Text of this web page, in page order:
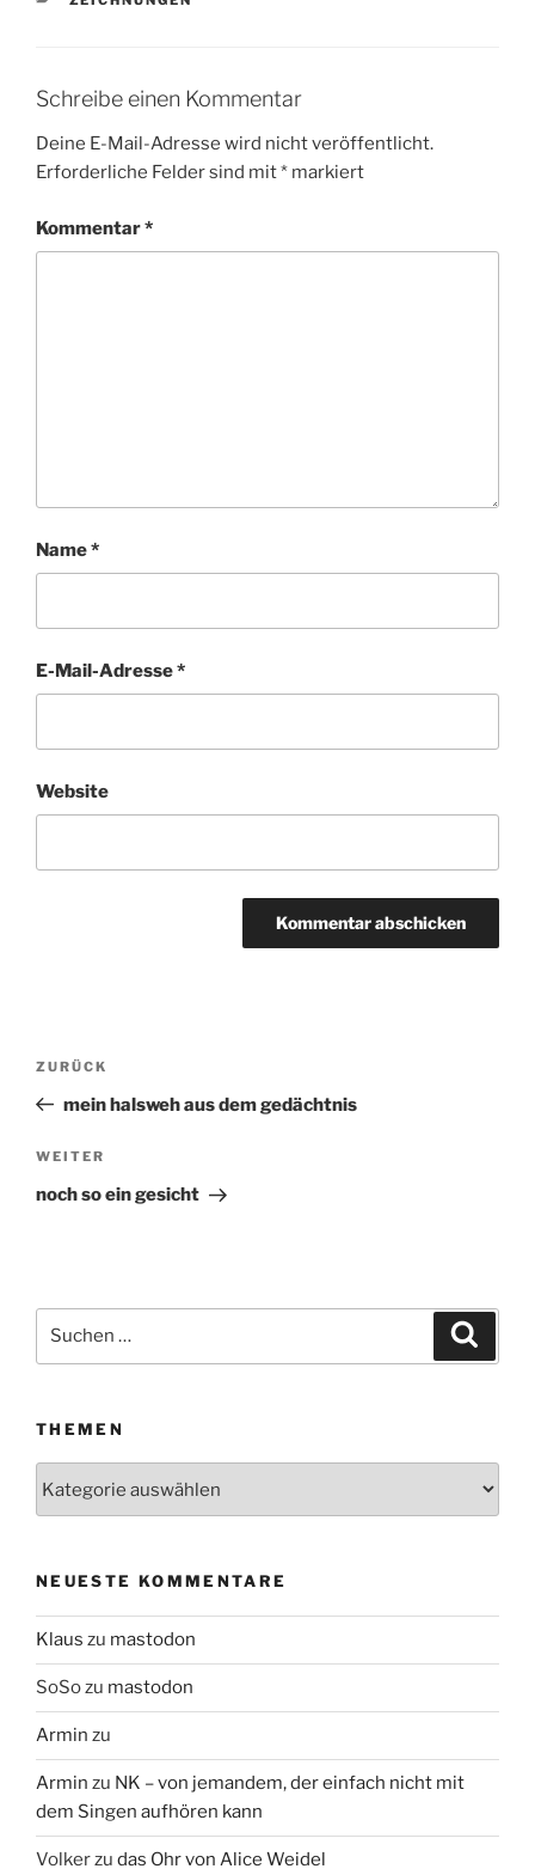
Schreibe einen Kommentar
Deine E-Mail-Adresse wird nicht veröffentlicht.
Erforderliche Felder sind mit* markiert
Kommentar*
Name*
E-Mail-Adresse*
Website
Beitragsnavigation
Vorheriger
Beitrag
ZURÜCK
mein halsweh aus dem gedächtnis
Nächster
Beitrag
WEITER
noch so ein gesicht
Suchen
THEMEN
NEUESTE KOMMENTARE
Klaus zu mastodon
SoSozu mastodon
Armin zu
Armin zu NK – von jemandem, der einfach nicht mit
dem Singen aufhören kann
Volkerzu das Ohr von Alice Weidel